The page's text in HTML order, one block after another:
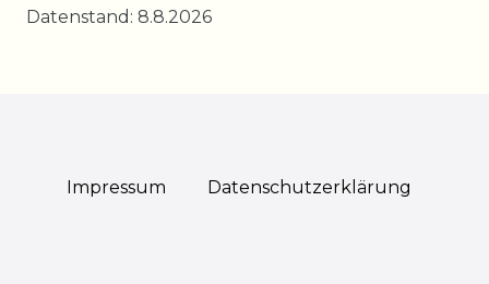
Datenstand: 8.8.2026
Impressum Daten­schutz­erklärung